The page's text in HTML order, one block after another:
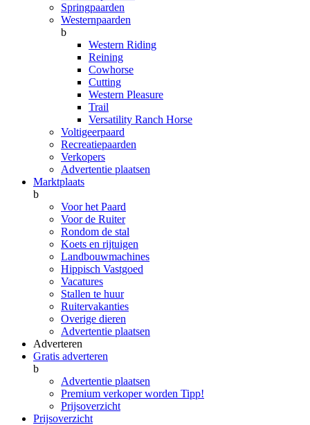
Springpaarden
Westernpaarden
b
Western Riding
Reining
Cowhorse
Cutting
Western Pleasure
Trail
Versatility Ranch Horse
Voltigeerpaard
Recreatiepaarden
Verkopers
Advertentie plaatsen
Marktplaats
b
Voor het Paard
Voor de Ruiter
Rondom de stal
Koets en rijtuigen
Landbouwmachines
Hippisch Vastgoed
Vacatures
Stallen te huur
Ruitervakanties
Overige dieren
Advertentie plaatsen
Adverteren
Gratis adverteren
b
Advertentie plaatsen
Premium verkoper worden Tipp!
Prijsoverzicht
Prijsoverzicht